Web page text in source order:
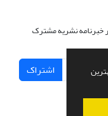
خبرنامه نشریه مشترک
اشتراک